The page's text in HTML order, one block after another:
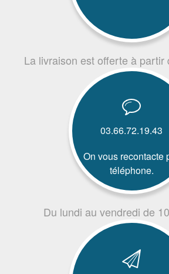
La livraison est offerte à partir
03.66.72.19.43
On vous recontacte
téléphone.
Du lundi au vendredi de